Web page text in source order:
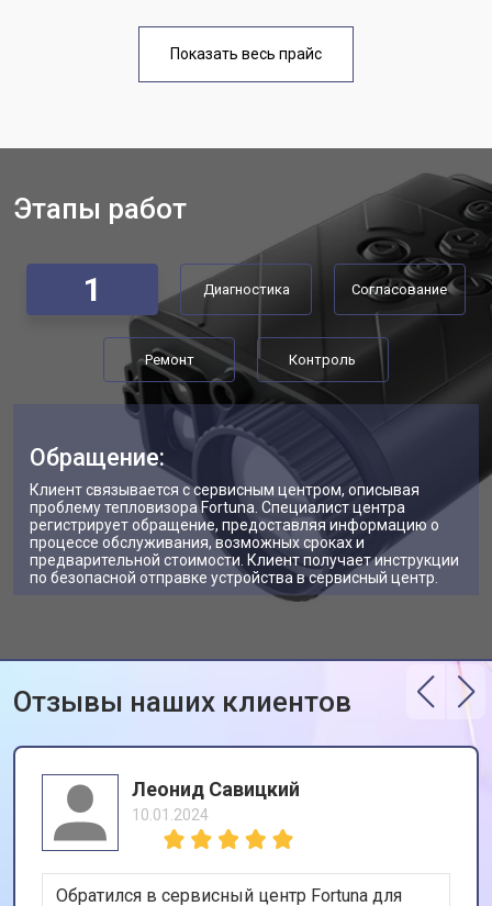
Показать весь прайс
Этапы работ
1 Диагностика Согласование
Ремонт Контроль
Обращение:
Клиент связывается с сервисным центром, описывая
проблему тепловизора Fortuna. Специалист центра
регистрирует обращение, предоставляя информацию о
процессе обслуживания, возможных сроках и
предварительной стоимости. Клиент получает инструкции
по безопасной отправке устройства в сервисный центр.
Отзывы наших клиентов
Леонид Савицкий
10.01.2024
Обратился в сервисный центр Fortuna для